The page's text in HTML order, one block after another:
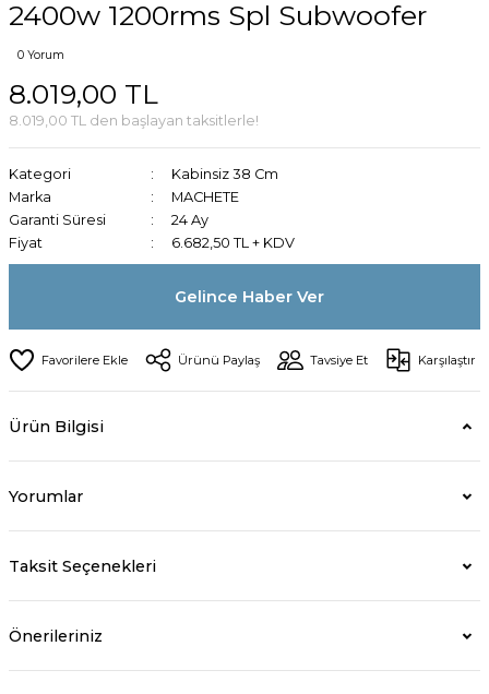
2400w 1200rms Spl Subwoofer
0 Yorum
8.019,00 TL
8.019,00 TL den başlayan taksitlerle!
Kategori
Kabinsiz 38 Cm
Marka
MACHETE
Garanti Süresi
24 Ay
Fiyat
6.682,50 TL + KDV
Gelince Haber Ver
Ürünü Paylaş Tavsiye Et Karşılaştır
Ürün Bilgisi
Yorumlar
Taksit Seçenekleri
Önerileriniz